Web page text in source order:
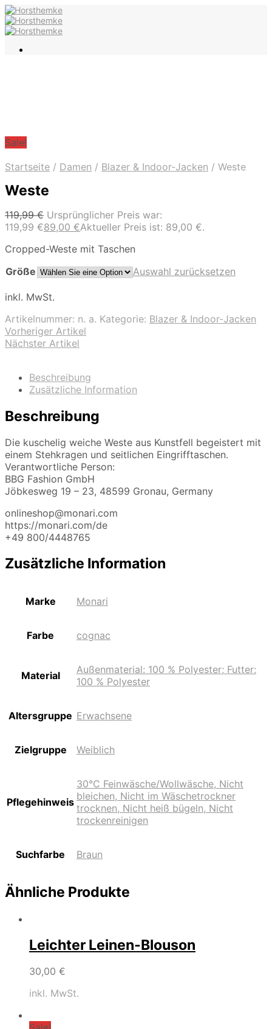
Sale!
Startseite / Damen / Blazer & Indoor-Jacken / Weste
Weste
119,99€ Ursprünglicher Preis war:
119,99 €89,00 €Aktueller Preis ist: 89,00 €.
Cropped-Weste mit Taschen
Größe
Auswahl zurücksetzen
inkl. MwSt.
Artikelnummer: n. a. Kategorie: Blazer & Indoor-Jacken
Vorheriger Artikel
Nächster Artikel
Beschreibung
Zusätzliche Information
Beschreibung
Die kuschelig weiche Weste aus Kunstfell begeistert mit
einem Stehkragen und seitlichen Eingrifftaschen.
Verantwortliche Person:
BBG Fashion GmbH
Jöbkesweg 19 – 23, 48599 Gronau, Germany
onlineshop@monari.com
https://monari.com/de
+49 800/4448765
Zusätzliche Information
Marke Monari
Farbe cognac
Material
Außenmaterial: 100 % Polyester; Futter:
100 % Polyester
Altersgruppe Erwachsene
Zielgruppe Weiblich
Pflegehinweis
30°C Feinwäsche/Wollwäsche, Nicht
bleichen, Nicht im Wäschetrockner
trocknen, Nicht heiß bügeln, Nicht
trockenreinigen
Suchfarbe Braun
Ähnliche Produkte
Leichter Leinen-Blouson
30,00 €
inkl. MwSt.